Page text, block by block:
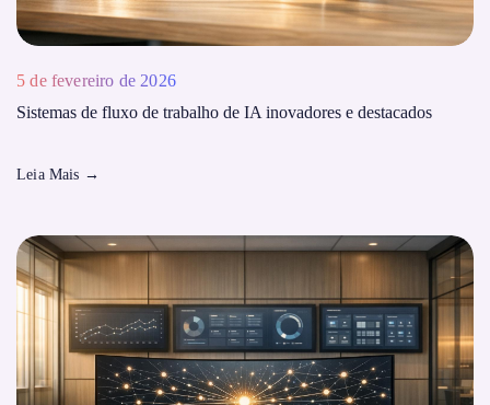
5 de fevereiro de 2026
Sistemas de fluxo de trabalho de IA inovadores e destacados
Leia Mais →